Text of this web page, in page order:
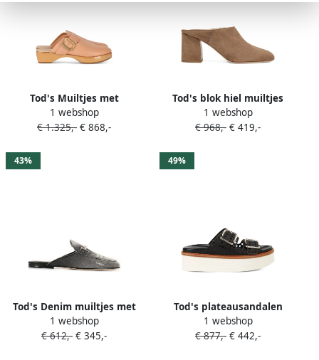
Tod's Muiltjes met
gespsluiting en hak Roze
1 webshop
€ 1.325,- € 868,-
Tod's blok hiel muiltjes
Beige
1 webshop
€ 968,- € 419,-
43%
Tod's Denim muiltjes met
logo Zwart
1 webshop
€ 612,- € 345,-
49%
Tod's plateausandalen
Zwart
1 webshop
€ 877,- € 442,-